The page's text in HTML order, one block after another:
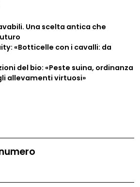
Una scelta antica che
«Botticelle con i cavalli: da
del bio: «Peste suina, ordinanza
allevamenti virtuosi»